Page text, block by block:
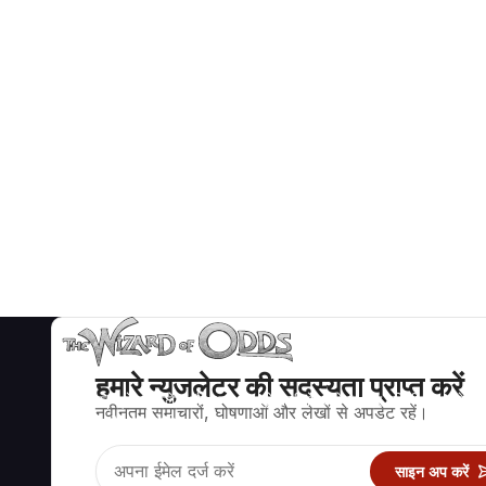
हमारे न्युजलेटर की सदस्यता प्राप्त करें
नवीनतम समाचारों, घोषणाओं और लेखों से अपडेट रहें।
साइन अप करें
ब्लैकजैक, क्रेप्स, रूलेट और अन्य सैकड़ों कैसीनो खेलों के लिए गणितीय रूप से
रणनीति और जानकारी।